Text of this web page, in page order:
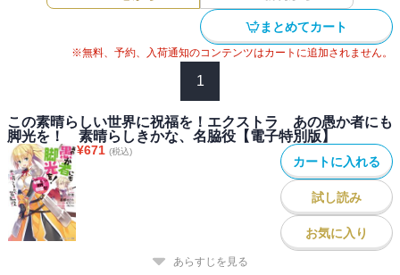
まとめてカート
※無料、予約、入荷通知のコンテンツはカートに追加されません。
1
この素晴らしい世界に祝福を！エクストラ あの愚か者にも
脚光を！ 素晴らしきかな、名脇役【電子特別版】
¥671 (税込)
カートに入れる
試し読み
お気に入り
あらすじを見る